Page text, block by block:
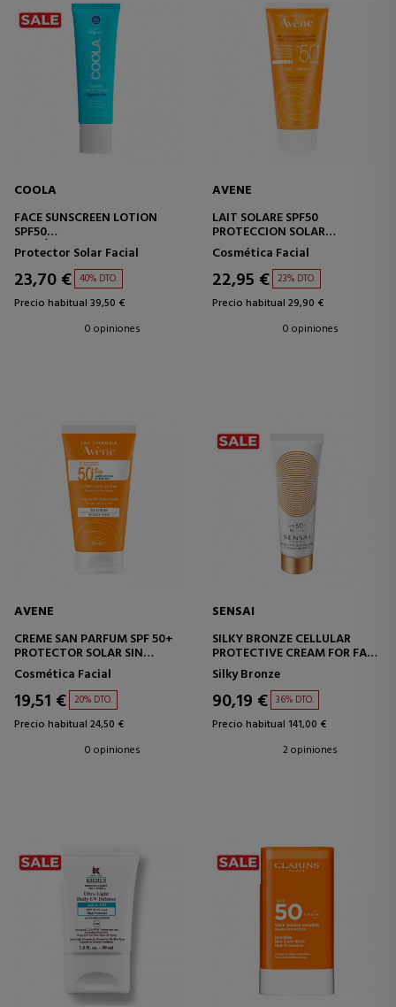
COOLA
FACE SUNSCREEN LOTION
SPF50
LOCIÓN PROTECTORA SOLAR
PARA EL ROSTRO
Protector Solar Facial
23,70 € 40% DTO.
Precio habitual 39,50 €
0 opiniones
AVENE
LAIT SOLARE SPF50
PROTECCION SOLAR
CORPORAL
Cosmética Facial
22,95 € 23% DTO.
Precio habitual 29,90 €
0 opiniones
AVENE
CREME SAN PARFUM SPF 50+
PROTECTOR SOLAR SIN
FRAGANCIA
Cosmética Facial
19,51 € 20% DTO.
Precio habitual 24,50 €
0 opiniones
SENSAI
SILKY BRONZE CELLULAR
PROTECTIVE CREAM FOR FACE
SPF50+
PROTECTOR SOLAR FACIAL
Silky Bronze
90,19 € 36% DTO.
Precio habitual 141,00 €
2 opiniones